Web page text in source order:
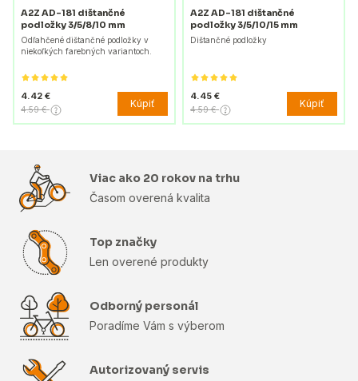
A2Z AD-181 dištančné
podložky 3/5/8/10 mm
Odľahčené dištančné podložky v
niekoľkých farebných variantoch.
4.42 €
4.59 € Kúpiť
A2Z AD-181 dištančné
podložky 3/5/10/15 mm
Dištančné podložky
4.45 €
4.59 € Kúpiť
Viac ako 20 rokov na trhu
Časom overená kvalita
Top značky
Len overené produkty
Odborný personál
Poradíme Vám s výberom
Autorizovaný servis